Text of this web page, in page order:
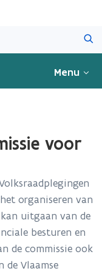
Menu
voor
organiseren van
uitgaan van de
besturen en
de commissie ook
de Vlaamse